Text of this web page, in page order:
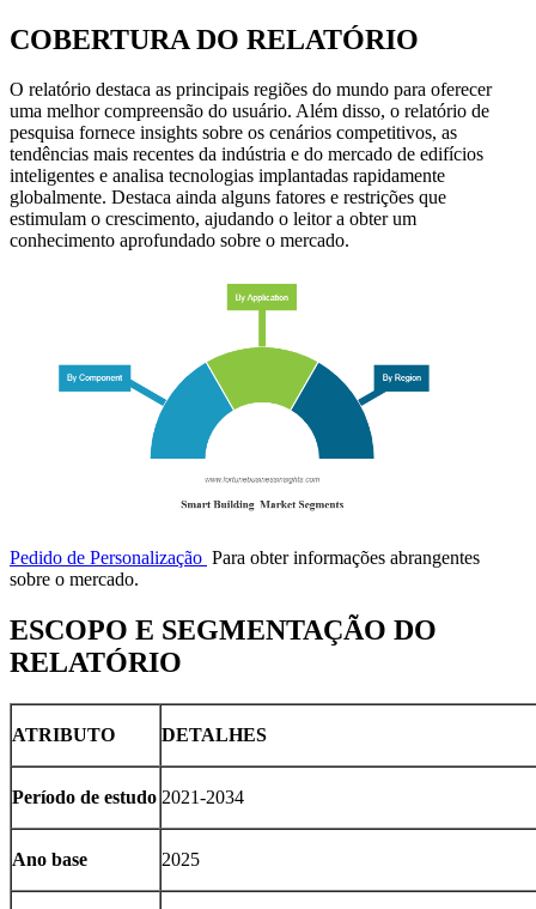
COBERTURA DO RELATÓRIO
O relatório destaca as principais regiões do mundo para oferecer
uma melhor compreensão do usuário. Além disso, o relatório de
pesquisa fornece insights sobre os cenários competitivos, as
tendências mais recentes da indústria e do mercado de edifícios
inteligentes e analisa tecnologias implantadas rapidamente
globalmente. Destaca ainda alguns fatores e restrições que
estimulam o crescimento, ajudando o leitor a obter um
conhecimento aprofundado sobre o mercado.
Pedido de Personalização Para obter informações abrangentes
sobre o mercado.
ESCOPO E SEGMENTAÇÃO DO
RELATÓRIO
ATRIBUTO DETALHES
Período de estudo 2021-2034
Ano base 2025